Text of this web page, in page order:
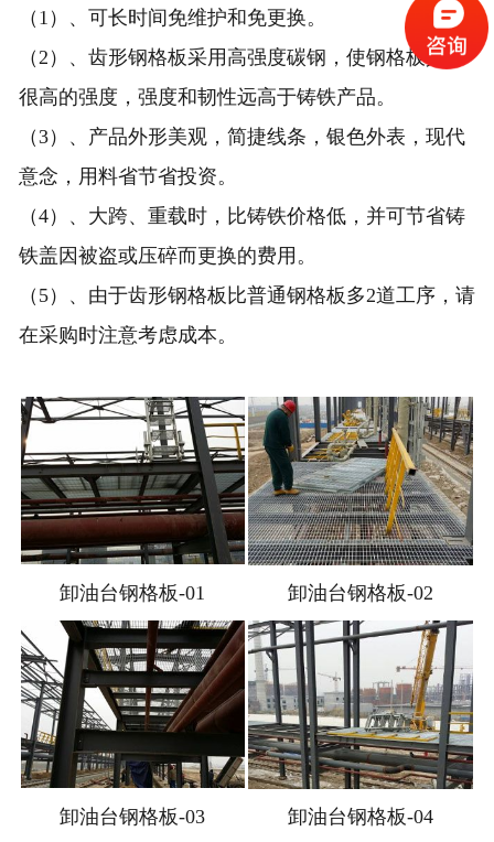
（1）、可长时间免维护和免更换。
（2）、齿形钢格板采用高强度碳钢，使钢格板具有
很高的强度，强度和韧性远高于铸铁产品。
（3）、产品外形美观，简捷线条，银色外表，现代
意念，用料省节省投资。
（4）、大跨、重载时，比铸铁价格低，并可节省铸
铁盖因被盗或压碎而更换的费用。
（5）、由于齿形钢格板比普通钢格板多2道工序，请
在采购时注意考虑成本。
卸油台钢格板-01 卸油台钢格板-02
卸油台钢格板-03 卸油台钢格板-04